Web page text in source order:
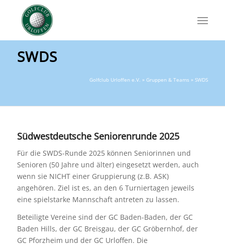
SWDS
Golfclub Urloffen e.V. »Gruppen & Teams » SWDS
Südwestdeutsche Seniorenrunde 2025
Für die SWDS-Runde 2025 können Seniorinnen und
Senioren (50 Jahre und älter) eingesetzt werden, auch
wenn sie NICHT einer Gruppierung (z.B. ASK)
angehören. Ziel ist es, an den 6 Turniertagen jeweils
eine spielstarke Mannschaft antreten zu lassen.
Beteiligte Vereine sind der GC Baden-Baden, der GC
Baden Hills, der GC Breisgau, der GC Gröbernhof, der
GC Pforzheim und der GC Urloffen. Die